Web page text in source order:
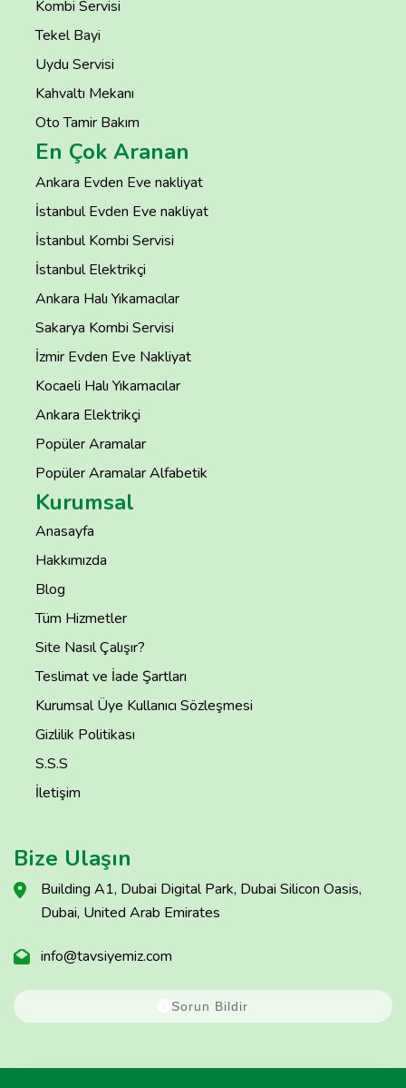
Kombi Servisi
Tekel Bayi
Uydu Servisi
Kahvaltı Mekanı
Oto Tamir Bakım
En Çok Aranan
Ankara Evden Eve nakliyat
İstanbul Evden Eve nakliyat
İstanbul Kombi Servisi
İstanbul Elektrikçi
Ankara Halı Yıkamacılar
Sakarya Kombi Servisi
İzmir Evden Eve Nakliyat
Kocaeli Halı Yıkamacılar
Ankara Elektrikçi
Popüler Aramalar
Popüler Aramalar Alfabetik
Kurumsal
Anasayfa
Hakkımızda
Blog
Tüm Hizmetler
Site Nasıl Çalışır?
Teslimat ve İade Şartları
Kurumsal Üye Kullanıcı Sözleşmesi
Gizlilik Politikası
S.S.S
İletişim
Bize Ulaşın
Building A1, Dubai Digital Park, Dubai Silicon Oasis,
Dubai, United Arab Emirates
info@tavsiyemiz.com
Sorun Bildir